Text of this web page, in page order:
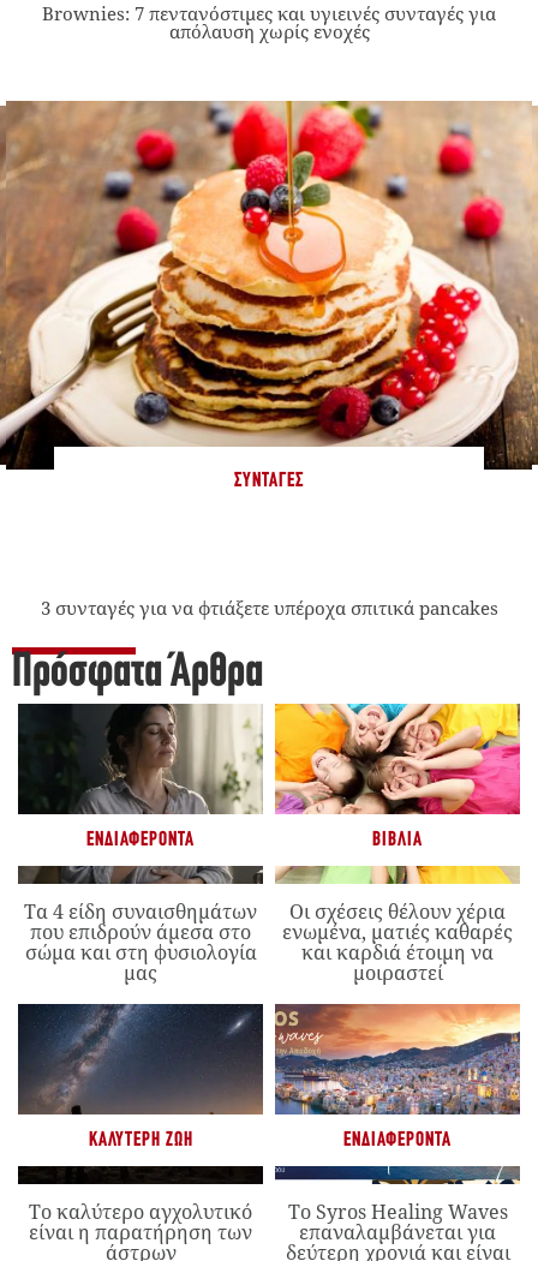
Brownies: 7 πεντανόστιμες και υγιεινές συνταγές για
απόλαυση χωρίς ενοχές
ΣΥΝΤΑΓΈΣ
3 συνταγές για να φτιάξετε υπέροχα σπιτικά pancakes
Πρόσφατα Άρθρα
ΕΝΔΙΑΦΈΡΟΝΤΑ
Τα 4 είδη συναισθημάτων
που επιδρούν άμεσα στο
σώμα και στη φυσιολογία
μας
ΒΙΒΛΊΑ
Οι σχέσεις θέλουν χέρια
ενωμένα, ματιές καθαρές
και καρδιά έτοιμη να
μοιραστεί
ΚΑΛΎΤΕΡΗ ΖΩΉ
Το καλύτερο αγχολυτικό
είναι η παρατήρηση των
άστρων
ΕΝΔΙΑΦΈΡΟΝΤΑ
Το Syros Healing Waves
επαναλαμβάνεται για
δεύτερη χρονιά και είναι